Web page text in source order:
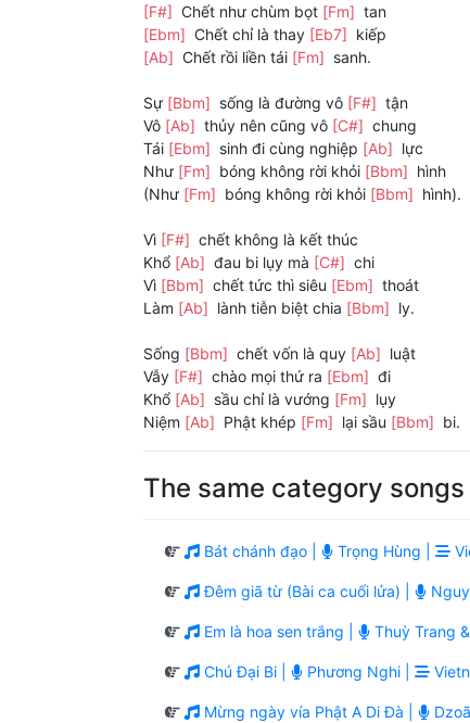
[F#] Chết như chùm bọt [Fm] tan
[Ebm] Chết chỉ là thay [Eb7] kiếp
[Ab] Chết rồi liền tái [Fm] sanh.
Sự [Bbm] sống là đường vô [F#] tận
Vô [Ab] thủy nên cũng vô [C#] chung
Tái [Ebm] sinh đi cùng nghiệp [Ab] lực
Như [Fm] bóng không rời khỏi [Bbm] hình
(Như [Fm] bóng không rời khỏi [Bbm] hình).
Vì [F#] chết không là kết thúc
Khổ [Ab] đau bi lụy mà [C#] chi
Vì [Bbm] chết tức thì siêu [Ebm] thoát
Làm [Ab] lành tiễn biệt chia [Bbm] ly.
Sống [Bbm] chết vốn là quy [Ab] luật
Vẫy [F#] chào mọi thứ ra [Ebm] đi
Khổ [Ab] sầu chỉ là vướng [Fm] lụy
Niệm [Ab] Phật khép [Fm] lại sầu [Bbm] bi.
The same category songs
Bát chánh đạo | Trọng Hùng |
Đêm giã từ (Bài ca cuối lửa) |
Em là hoa sen trắng | Thuỳ Trang
Chú Đại Bi | Phương Nghi |
Mừng ngày vía Phật A Di Đà |